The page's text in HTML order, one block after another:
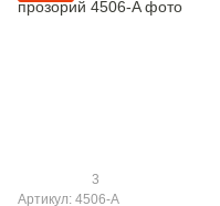
3
Артикул: 4506-A